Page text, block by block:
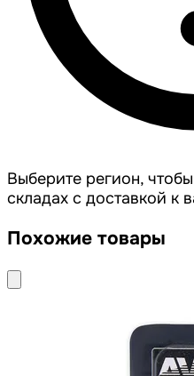
Выберите регион,
складах с доставкой к
Похожие товары